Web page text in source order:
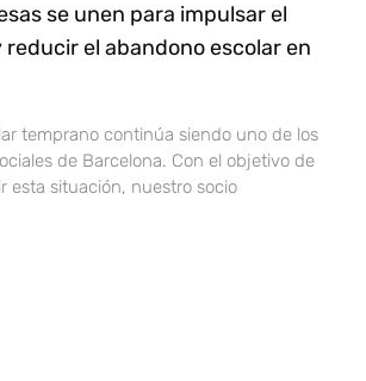
se unen para impulsar el
el abandono escolar en
temprano continúa siendo uno de los
de Barcelona. Con el objetivo de
esta situación, nuestro socio